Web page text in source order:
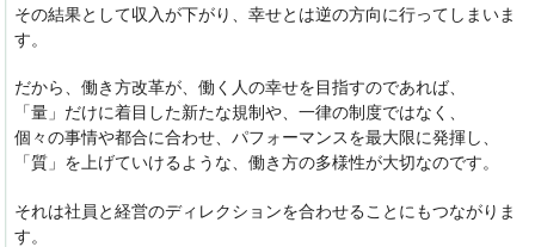
その結果として収入が下がり、幸せとは逆の方向に行ってしまいま
す。
だから、働き方改革が、働く人の幸せを目指すのであれば、
「量」だけに着目した新たな規制や、一律の制度ではなく、
個々の事情や都合に合わせ、パフォーマンスを最大限に発揮し、
「質」を上げていけるような、働き方の多様性が大切なのです。
それは社員と経営のディレクションを合わせることにもつながりま
す。